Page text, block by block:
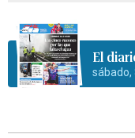
El
sábado,